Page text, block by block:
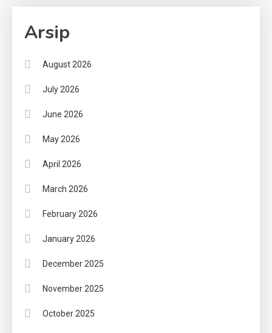
Arsip
August 2026
July 2026
June 2026
May 2026
April 2026
March 2026
February 2026
January 2026
December 2025
November 2025
October 2025